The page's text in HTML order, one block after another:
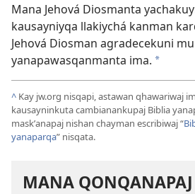
Mana Jehová Diosmanta
kausayniyqa llakiychá kanman
Jehová Diosman agradecekuni
yanapawasqanmanta ima. *
^ Kay jw.org nisqapi, astawan qhawariwaj
kausayninkuta cambianankupaj Biblia
maskʼanapaj nishan chayman escribiwaj “
yanaparqa” nisqata.
MANA QONQANAPAJ